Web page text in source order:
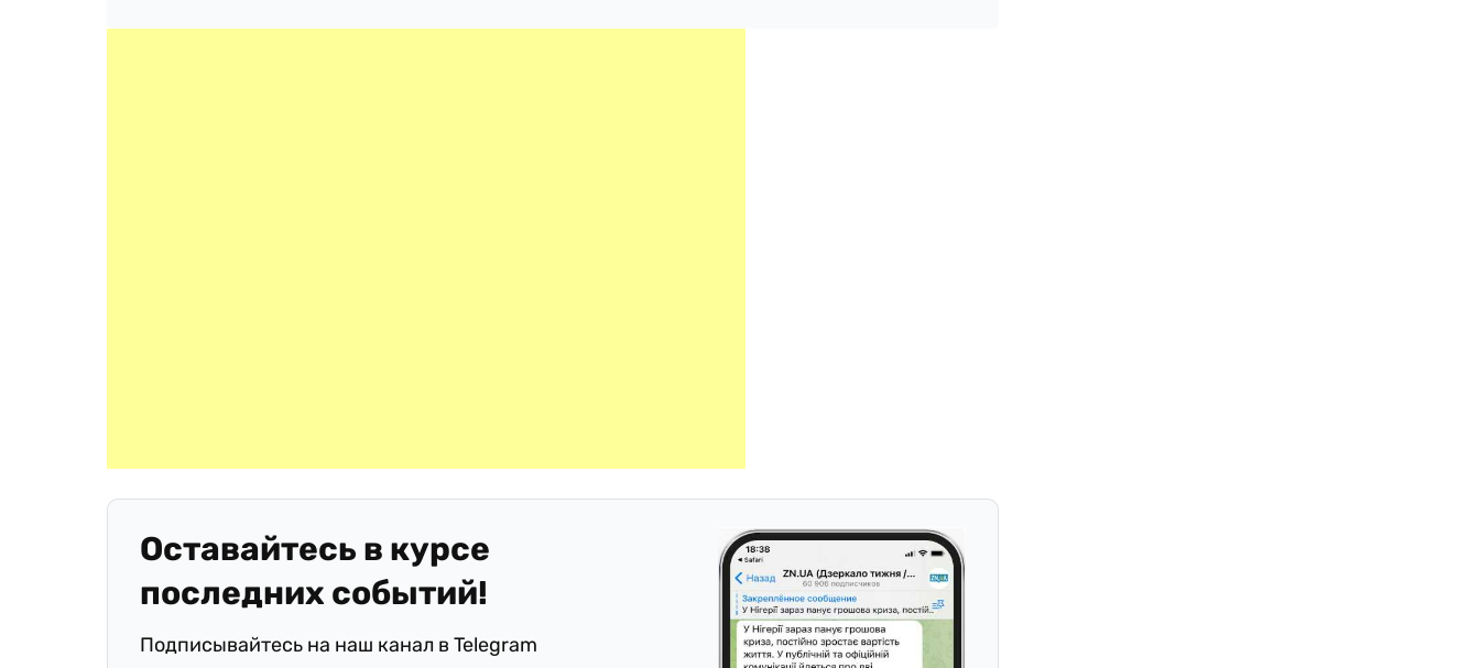
Оставайтесь в курсе
последних событий!
Подписывайтесь на наш канал в Telegram